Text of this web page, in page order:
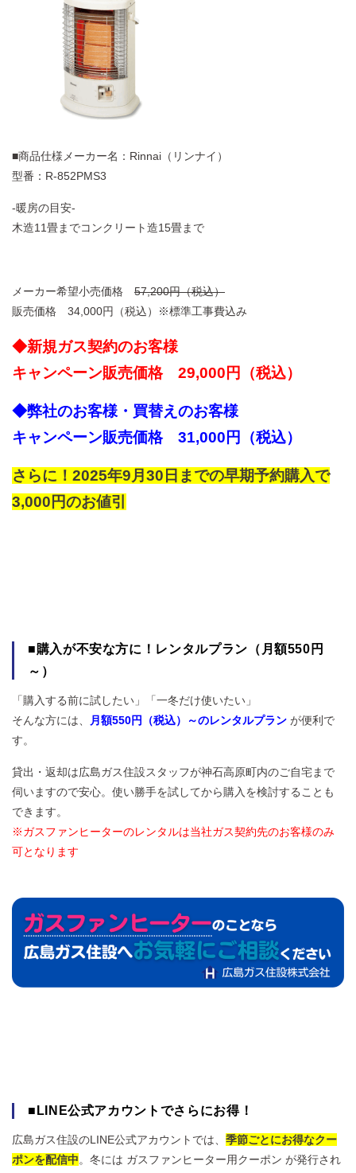
■商品仕様メーカー名：Rinnai（リンナイ）
型番：R-852PMS3
-暖房の目安-
木造11畳までコンクリート造15畳まで
メーカー希望小売価格 57,200円（税込）
販売価格 34,000円（税込）※標準工事費込み
◆新規ガス契約のお客様
キャンペーン販売価格 29,000円（税込）
◆弊社のお客様・買替えのお客様
キャンペーン販売価格 31,000円（税込）
さらに！2025年9月30日までの早期予約購入で
3,000円のお値引
■購入が不安な方に！レンタルプラン（月額550円
～）
「購入する前に試したい」「一冬だけ使いたい」
そんな方には、
月額550円（税込）～のレンタルプラン が便利で
す。
貸出・返却は広島ガス住設スタッフが神石高原町内のご自宅まで
伺いますので安心。使い勝手を試してから購入を検討することも
できます。
※ガスファンヒーターのレンタルは当社ガス契約先のお客様のみ
可となります
■LINE公式アカウントでさらにお得！
広島ガス住設のLINE公式アカウントでは、 季節ごとにお得なクー
ポンを配信中。冬には ガスファンヒーター用クーポン が発行され